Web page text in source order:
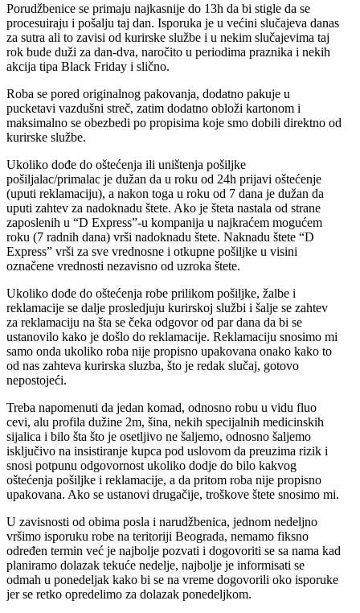
Porudžbenice se primaju najkasnije do 13h da bi stigle da se
procesuiraju i pošalju taj dan. Isporuka je u većini slučajeva danas
za sutra ali to zavisi od kurirske službe i u nekim slučajevima taj
rok bude duži za dan-dva, naročito u periodima praznika i nekih
akcija tipa Black Friday i slično.
Roba se pored originalnog pakovanja, dodatno pakuje u
pucketavi vazdušni streč, zatim dodatno obloži kartonom i
maksimalno se obezbedi po propisima koje smo dobili direktno od
kurirske službe.
Ukoliko dođe do oštećenja ili uništenja pošiljke
pošiljalac/primalac je dužan da u roku od 24h prijavi oštećenje
(uputi reklamaciju), a nakon toga u roku od 7 dana je dužan da
uputi zahtev za nadoknadu štete. Ako je šteta nastala od strane
zaposlenih u “D Express”-u kompanija u najkraćem mogućem
roku (7 radnih dana) vrši nadoknadu štete. Naknadu štete “D
Express” vrši za sve vrednosne i otkupne pošiljke u visini
označene vrednosti nezavisno od uzroka štete.
Ukoliko dođe do oštećenja robe prilikom pošiljke, žalbe i
reklamacije se dalje prosledjuju kurirskoj službi i šalje se zahtev
za reklamaciju na šta se čeka odgovor od par dana da bi se
ustanovilo kako je došlo do reklamacije. Reklamaciju snosimo mi
samo onda ukoliko roba nije propisno upakovana onako kako to
od nas zahteva kurirska sluzba, što je redak slučaj, gotovo
nepostojeći.
Treba napomenuti da jedan komad, odnosno robu u vidu fluo
cevi, alu profila dužine 2m, šina, nekih specijalnih medicinskih
sijalica i bilo šta što je osetljivo ne šaljemo, odnosno šaljemo
isključivo na insistiranje kupca pod uslovom da preuzima rizik i
snosi potpunu odgovornost ukoliko dodje do bilo kakvog
oštećenja pošiljke i reklamacije, a da pritom roba nije propisno
upakovana. Ako se ustanovi drugačije, troškove štete snosimo mi.
U zavisnosti od obima posla i narudžbenica, jednom nedeljno
vršimo isporuku robe na teritoriji Beograda, nemamo fiksno
određen termin već je najbolje pozvati i dogovoriti se sa nama kad
planiramo dolazak tekuće nedelje, najbolje je informisati se
odmah u ponedeljak kako bi se na vreme dogovorili oko isporuke
jer se retko opredelimo za dolazak ponedeljkom.